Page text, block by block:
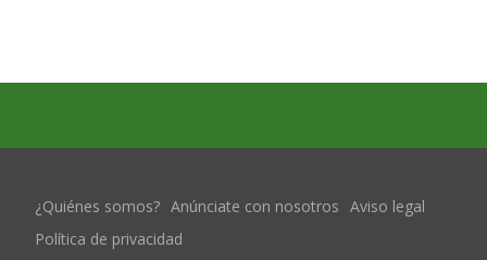
¿Quiénes somos? Anúnciate con nosotros Aviso legal
Política de privacidad